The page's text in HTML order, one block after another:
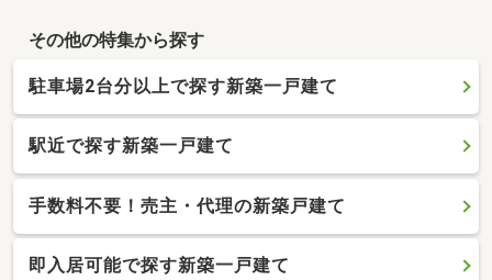
その他の特集から探す
駐車場2台分以上で探す新築一戸建て
駅近で探す新築一戸建て
手数料不要！売主・代理の新築戸建て
即入居可能で探す新築一戸建て